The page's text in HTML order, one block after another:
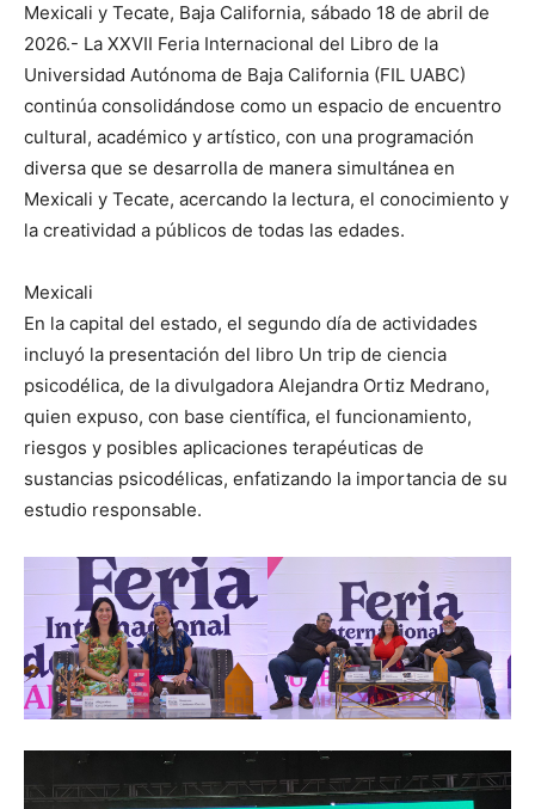
Mexicali y Tecate, Baja California, sábado 18 de abril de
2026.- La XXVII Feria Internacional del Libro de la
Universidad Autónoma de Baja California (FIL UABC)
continúa consolidándose como un espacio de encuentro
cultural, académico y artístico, con una programación
diversa que se desarrolla de manera simultánea en
Mexicali y Tecate, acercando la lectura, el conocimiento y
la creatividad a públicos de todas las edades.
Mexicali
En la capital del estado, el segundo día de actividades
incluyó la presentación del libro Un trip de ciencia
psicodélica, de la divulgadora Alejandra Ortiz Medrano,
quien expuso, con base científica, el funcionamiento,
riesgos y posibles aplicaciones terapéuticas de
sustancias psicodélicas, enfatizando la importancia de su
estudio responsable.